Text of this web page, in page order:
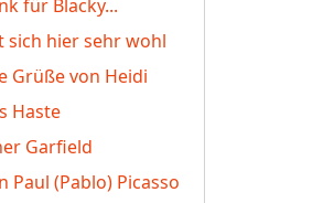
für Blacky...
sich hier sehr wohl
Grüße von Heidi
Haste
Garfield
Paul (Pablo) Picasso